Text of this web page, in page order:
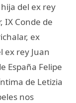
del ex rey
IX Conde de
ex
ex rey Juan
España Felipe
de Letizia
nos